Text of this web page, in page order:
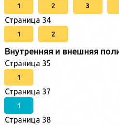
1 2 3
Страница 34
1 2
Внутренняя и внешняя
Страница 35
1
Страница 37
1
Страница 38